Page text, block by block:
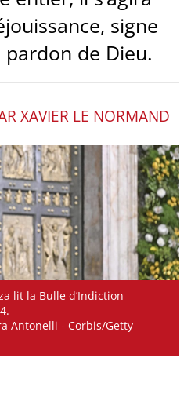
signe
pardon de Dieu.
XAVIER LE NORMAND
lit la Bulle d’Indiction
Antonelli - Corbis/Getty